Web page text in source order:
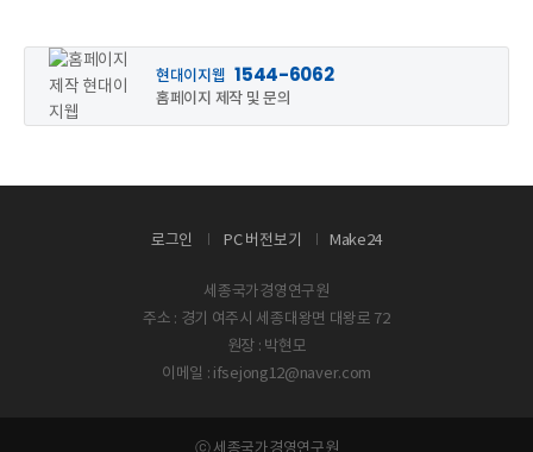
현대이지웹 1544-6062
홈페이지 제작 및 문의
로그인 PC 버전보기 Make24
세종국가경영연구원
주소 : 경기 여주시 세종대왕면 대왕로 72
원장 : 박현모
이메일 : ifsejong12@naver.com